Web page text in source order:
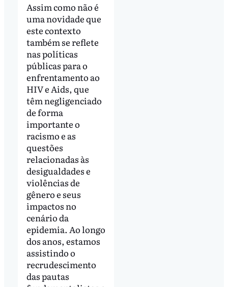
Assim como não é
uma novidade que
este contexto
também se reflete
nas políticas
públicas para o
enfrentamento ao
HIV e Aids, que
têm negligenciado
de forma
importante o
racismo e as
questões
relacionadas às
desigualdades e
violências de
gênero e seus
impactos no
cenário da
epidemia. Ao longo
dos anos, estamos
assistindo o
recrudescimento
das pautas